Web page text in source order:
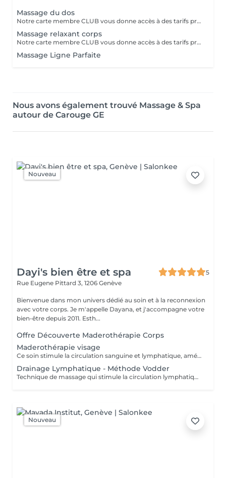
Massage du dos
Notre carte membre CLUB vous donne accès à des tarifs préférentiels, des promotions et des offres exclusives tout au long de l'année pour seulement 99.- Contactez-nous au 078 692 91 17 pour commander votre carte dès maintenant!
Massage relaxant corps
Notre carte membre CLUB vous donne accès à des tarifs préférentiels, des promotions et des offres exclusives tout au long de l'année pour seulement 99.- Contactez-nous au 078 692 91 17 pour commander votre carte dès maintenant!
Massage Ligne Parfaite
Nous avons également trouvé Massage & Spa
autour de Carouge GE
Nouveau
Dayi's bien être et spa
5
Rue Eugene Pittard 3, 1206 Genève
Bienvenue dans mon univers dédié au soin et à la reconnexion
avec votre corps. Je m'appelle Dayana, et j'accompagne votre
bien-être depuis 2011. Esth...
Offre Découverte Maderothérapie Corps
Maderothérapie visage
Ce soin stimule la circulation sanguine et lymphatique, améliore l'éclat et la fermeté de la peau, et réduit les signes de fatigue ainsi que les cernes, poches et ridules.
Drainage Lymphatique - Méthode Vodder
Technique de massage qui stimule la circulation lymphatique, favorise l'élimination des toxines et réduit la rétention d'eau, pour une sensation de légèreté.
Nouveau